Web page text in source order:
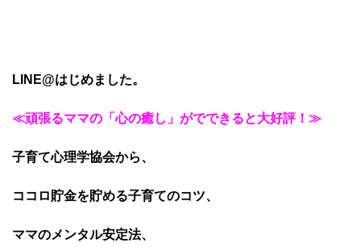
LINE@はじめました。
≪頑張るママの「心の癒し」がでできると大好評！≫
子育て心理学協会から、
ココロ貯金を貯める子育てのコツ、
ママのメンタル安定法、